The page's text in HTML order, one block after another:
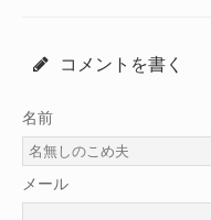
コメントを書く
名前
メール